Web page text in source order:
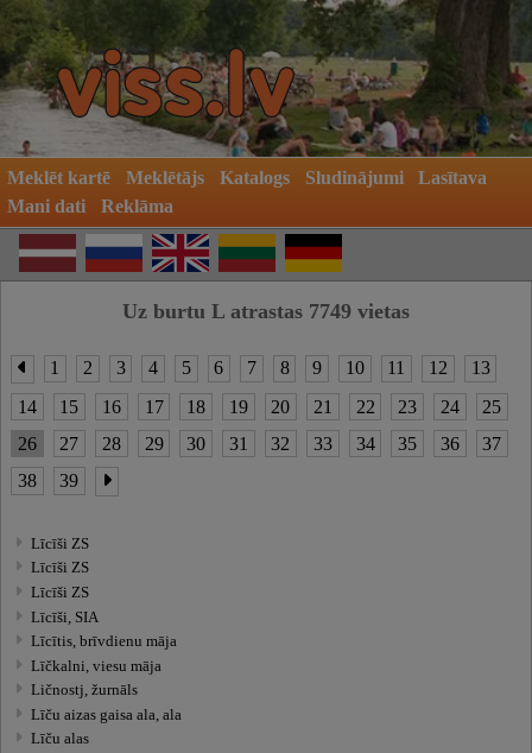
Meklēt kartē Meklētājs Katalogs Sludinājumi
Lasītava
Mani dati
Reklāma
Uz burtu L atrastas 7749 vietas
1 2 3 4 5 6 7 8 9 10 11 12
13
14
15 16 17 18 19 20 21 22 23 24
25
26
27 28 29 30 31 32 33 34 35 36
37
38
39
Līcīši ZS
Līcīši ZS
Līcīši ZS
Līcīši, SIA
Līcītis, brīvdienu māja
Līčkalni, viesu māja
Ličnostj, žurnāls
Līču aizas gaisa ala, ala
Līču alas